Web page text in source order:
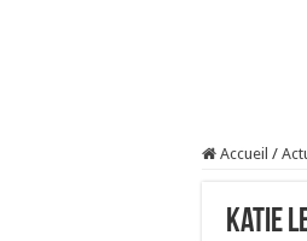
Accueil /
Katie